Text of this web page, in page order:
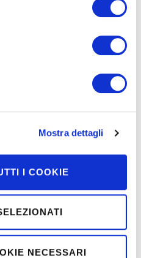
Mostra dettagli
I COOKIE
NECESSARI
Quando si parla di
corre subito alle barriere
è un …